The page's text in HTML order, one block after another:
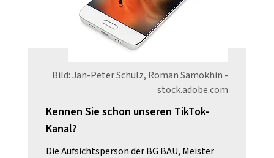
Bild: Jan-Peter Schulz, Roman Samokhin -
stock.adobe.com
Kennen Sie schon unseren TikTok-
Kanal?
Die Aufsichtsperson der BG BAU, Meister